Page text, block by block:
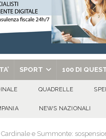
29 agosto la chiesa celebra il
SPORT 100 DI
QUADRELLE
NEWS NAZIONALI
e Summonte: